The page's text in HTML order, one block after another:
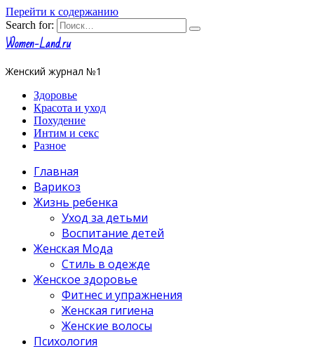
Перейти к содержанию
Search for:
Women-Land.ru
Женский журнал №1
Здоровье
Красота и уход
Похудение
Интим и секс
Разное
Главная
Варикоз
Жизнь ребенка
Уход за детьми
Воспитание детей
Женская Мода
Стиль в одежде
Женское здоровье
Фитнес и упражнения
Женская гигиена
Женские волосы
Психология